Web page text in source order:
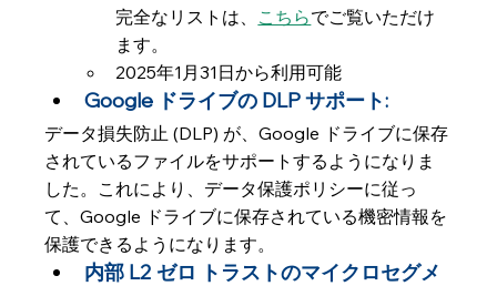
完全なリストは、 こちらでご覧いただけ
ます。
2025年1月31日から利用可能
Google ドライブの DLP サポート:
データ損失防止 (DLP) が、Google ドライブに保存
されているファイルをサポートするようになりま
した。これにより、データ保護ポリシーに従っ
て、Google ドライブに保存されている機密情報を
保護できるようになります。
内部 L2 ゼロ トラストのマイクロセグメ